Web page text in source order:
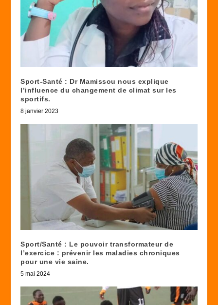
Sport-Santé : Dr Mamissou nous explique
l’influence du changement de climat sur les
sportifs.
8 janvier 2023
Sport/Santé : Le pouvoir transformateur de
l’exercice : prévenir les maladies chroniques
pour une vie saine.
5 mai 2024